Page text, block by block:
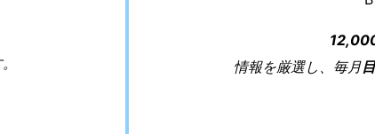
情報を厳選し、毎月